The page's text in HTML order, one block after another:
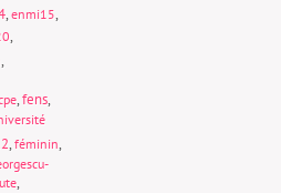
, enmi15,
,
,
,fens,
, féminin,
,